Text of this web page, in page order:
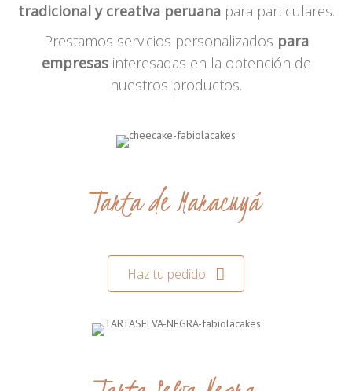
tradicional y creativa peruanapara particulares.
Prestamos servicios personalizados para
empresasinteresadas en la obtención de
nuestros productos.
Tarta de Maracuyá
Haz tu pedido